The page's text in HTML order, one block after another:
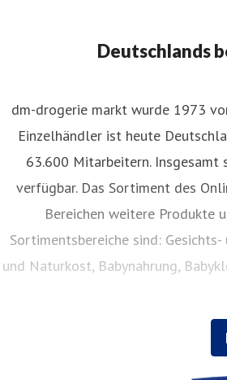
Pressesprecher
Deutschlands
dm-drogerie markt wurde 1973
Einzelhändler ist heute
63.600 Mitarbeitern.
verfügbar. Das Sortiment des
Bereichen weitere Produkte
Sortimentsbereiche sind:
und Naturkost, Babynahrung,